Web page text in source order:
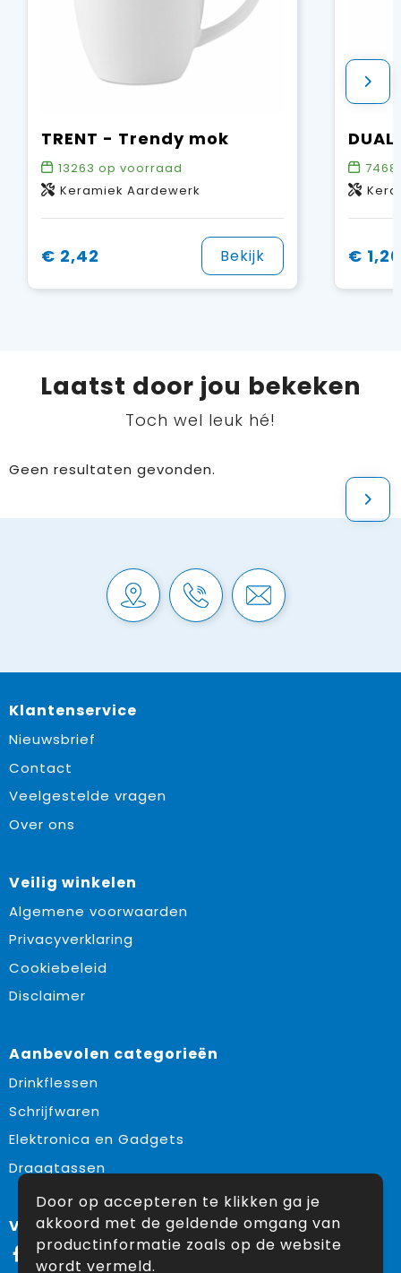
TRENT - Trendy mok
13263 op voorraad
Keramiek Aardewerk
€ 2,42 Bekijk
7468
€ 1,20
Laatst door jou bekeken
Toch wel leuk hé!
Geen resultaten gevonden.
Klantenservice
Nieuwsbrief
Contact
Veelgestelde vragen
Over ons
Veilig winkelen
Algemene voorwaarden
Privacyverklaring
Cookiebeleid
Disclaimer
Aanbevolen categorieën
Drinkflessen
Schrijfwaren
Elektronica en Gadgets
Draagtassen
Volg ons op:
Facebook
Door op accepteren te klikken ga je
akkoord met de geldende omgang van
productinformatie zoals op de website
wordt vermeld.